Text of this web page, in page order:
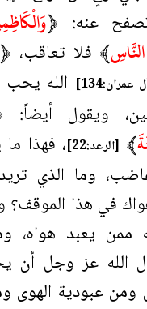
عنه: ﴿
﴾فلا تعاقب، ﴿
عمران:134]
الله
ويقول أيضاً:
﴾ [الرعد:22]
، فهذا ما
وما الذي
في هذا الموقف؟
ممن يعبد هواه،
الله عز وجل أن
ومن عبودية الهوى